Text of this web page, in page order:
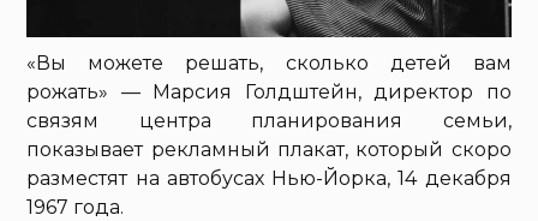
«Вы можете решать, сколько детей вам
рожать» — Марсия Голдштейн, директор по
связям центра планирования семьи,
показывает рекламный плакат, который скоро
разместят на автобусах Нью-Йорка, 14 декабря
1967 года.